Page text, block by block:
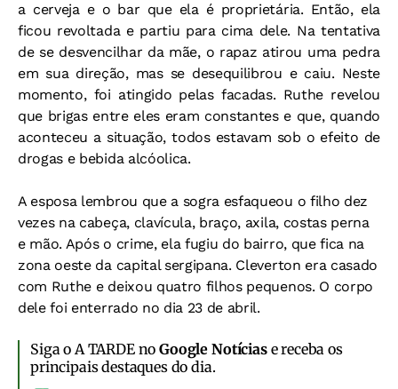
a cerveja e o bar que ela é proprietária. Então, ela
ficou revoltada e partiu para cima dele. Na tentativa
de se desvencilhar da mãe, o rapaz atirou uma pedra
em sua direção, mas se desequilibrou e caiu. Neste
momento, foi atingido pelas facadas. Ruthe revelou
que brigas entre eles eram constantes e que, quando
aconteceu a situação, todos estavam sob o efeito de
drogas e bebida alcóolica.
A esposa lembrou que a sogra esfaqueou o filho dez
vezes na cabeça, clavícula, braço, axila, costas perna
e mão. Após o crime, ela fugiu do bairro, que fica na
zona oeste da capital sergipana. Cleverton era casado
com Ruthe e deixou quatro filhos pequenos. O corpo
dele foi enterrado no dia 23 de abril.
Siga o A TARDE noGoogle Notíciase receba os
principais destaques do dia.